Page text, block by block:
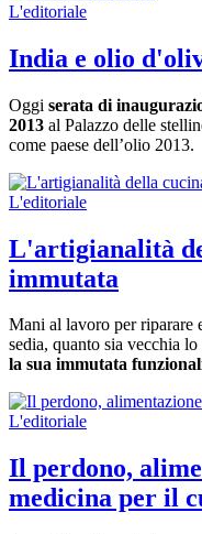
L'editoriale
India e olio
Oggi serata di
2013 al Palazzo delle
come paese dell’olio 2013.
L'editoriale
L'artigianalità
immutata
Mani al lavoro per riparare
sedia, quanto sia vecchia
la sua immutata
L'editoriale
Il perdono,
medicina per il